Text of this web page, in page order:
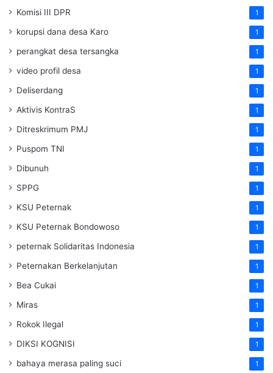
Komisi III DPR 1
korupsi dana desa Karo 1
perangkat desa tersangka 1
video profil desa 1
Deliserdang 1
Aktivis KontraS 1
Ditreskrimum PMJ 1
Puspom TNI 1
Dibunuh 1
SPPG 1
KSU Peternak 1
KSU Peternak Bondowoso 1
peternak Solidaritas Indonesia 1
Peternakan Berkelanjutan 1
Bea Cukai 1
Miras 1
Rokok Ilegal 1
DIKSI KOGNISI 1
bahaya merasa paling suci 1